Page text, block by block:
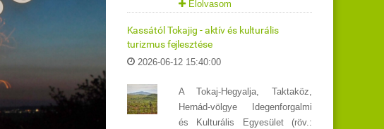
Elolvasom
Kassától Tokajig - aktív és kulturális
turizmus fejlesztése
2026-06-12 15:40:00
A Tokaj-Hegyalja, Taktaköz,
Hernád-völgye Idegenforgalmi
és Kulturális Egyesület (röv.: